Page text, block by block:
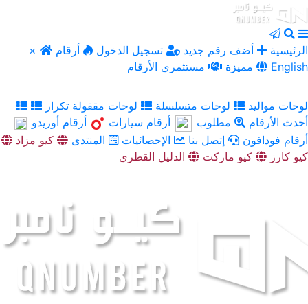
× الرئيسية أضف رقم جديد تسجيل الدخول
أرقام
مميزة
مستثمري الأرقام English
لوحات مواليد لوحات متسلسلة
لوحات مقفولة تكرار
أحدث الأرقام
مطلوب أرقام سيارات
أرقام أوريدو
أرقام فودافون
إتصل بنا الإحصائيات المنتدى
كيو مزاد
كيو كارز
كيو ماركت الدليل القطري